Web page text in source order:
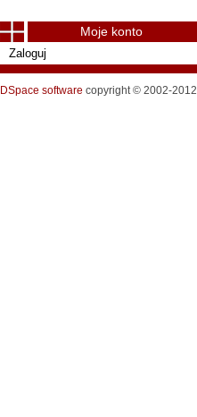
Moje konto
Zaloguj
DSpace software copyright © 2002-2012